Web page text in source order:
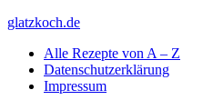
Skip
content
glatzkoch.de
Kochen für Doofe und Genießer
Alle Rezepte von A – Z
Datenschutzerklärung
Impressum